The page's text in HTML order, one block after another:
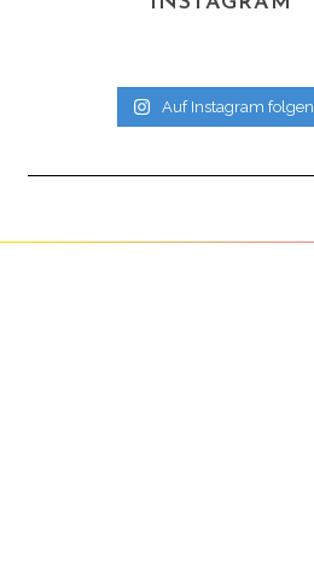
Auf Instagram folgen